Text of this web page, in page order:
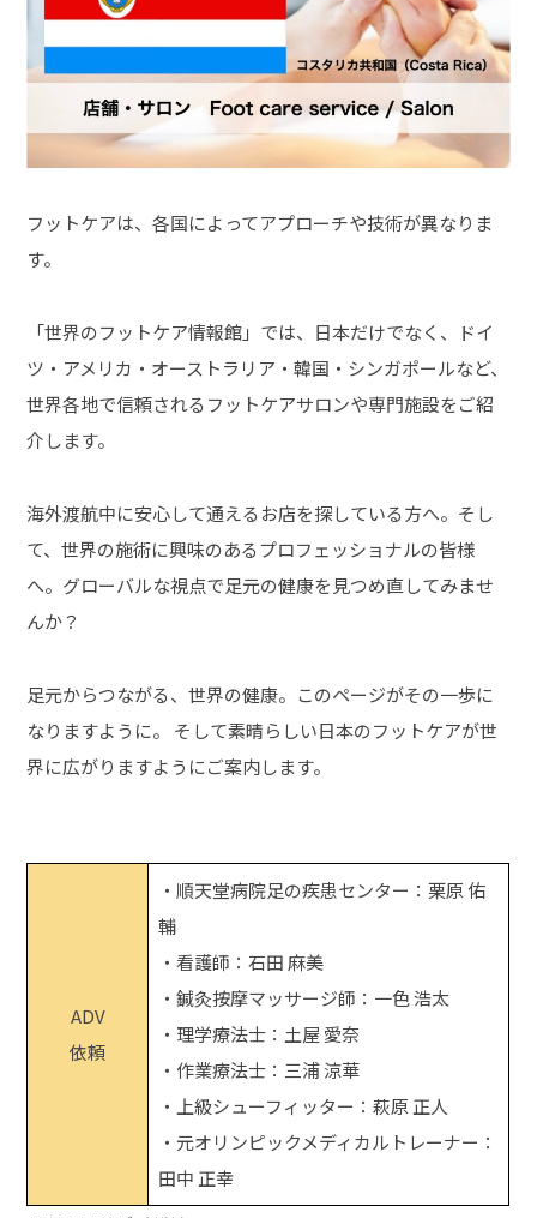
フットケアは、各国によってアプローチや技術が異なりま
す。
「世界のフットケア情報館」では、日本だけでなく、ドイ
ツ・アメリカ・オーストラリア・韓国・シンガポールなど、
世界各地で信頼されるフットケアサロンや専門施設をご紹
介します。
海外渡航中に安心して通えるお店を探している方へ。そし
て、世界の施術に興味のあるプロフェッショナルの皆様
へ。グローバルな視点で足元の健康を見つめ直してみませ
んか？
足元からつながる、世界の健康。このページがその一歩に
なりますように。 そして素晴らしい日本のフットケアが世
界に広がりますようにご案内します。
ADV
依頼
・順天堂病院足の疾患センター：栗原 佑
輔
・看護師：石田 麻美
・鍼灸按摩マッサージ師：一色 浩太
・理学療法士：土屋 愛奈
・作業療法士：三浦 涼華
・上級シューフィッター：萩原 正人
・元オリンピックメディカルトレーナー：
田中 正幸